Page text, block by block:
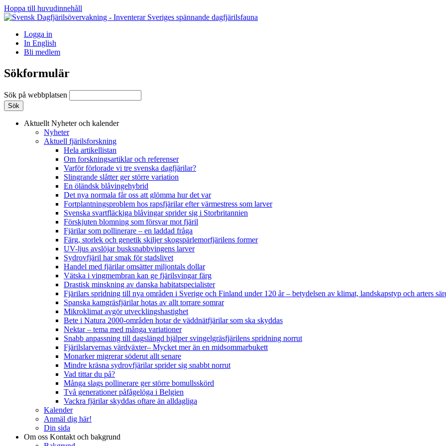
Hoppa till huvudinnehåll
Logga in
In English
Bli medlem
Sökformulär
Sök på webbplatsen
Aktuellt Nyheter och kalender
Nyheter
Aktuell fjärilsforskning
Hela artikellistan
Om forskningsartiklar och referenser
Varför förlorade vi tre svenska dagfjärilar?
Slingrande slåtter ger större variation
En öländsk blåvingehybrid
Det nya normala får oss att glömma hur det var
Fortplantningsproblem hos rapsfjärilar efter värmestress som larver
Svenska svartfläckiga blåvingar sprider sig i Storbritannien
Förskjuten blomning som försvar mot fjäril
Fjärilar som pollinerare – en laddad fråga
Färg, storlek och genetik skiljer skogspärlemorfjärilens former
UV-ljus avslöjar busksnabbvingens larver
Sydrovfjäril har smak för stadslivet
Handel med fjärilar omsätter miljontals dollar
Vätska i vingmembran kan ge fjärilsvingar färg
Drastisk minskning av danska habitatspecialister
Fjärilars spridning till nya områden i Sverige och Finland under 120 år– betydelsen av klimat, landskapstyp och arters
Spanska kamgräsfjärilar hotas av allt torrare somrar
Mikroklimat avgör utvecklingshastighet
Bete i Natura 2000-områden hotar de väddnätfjärilar som ska skyddas
Nektar – tema med många variationer
Snabb anpassning till dagslängd hjälper svingelgräsfjärilens spridning norrut
Fjärilslarvernas värdväxter– Mycket mer än en midsommarbukett
Monarker migrerar söderut allt senare
Mindre kräsna sydrovfjärilar sprider sig snabbt norrut
Vad tittar du på?
Många slags pollinerare ger större bomullsskörd
Två generationer påfågelöga i Belgien
Vackra fjärilar skyddas oftare än alldagliga
Kalender
Anmäl dig här!
Din sida
Om oss Kontakt och bakgrund